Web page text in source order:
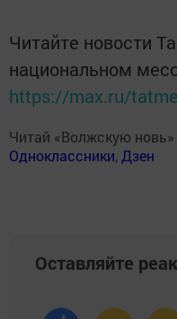
Читайте новости
национальном
https://max.ru/
Читай «Волжскую новь»
Одноклассники, Дзен
Оставляйте